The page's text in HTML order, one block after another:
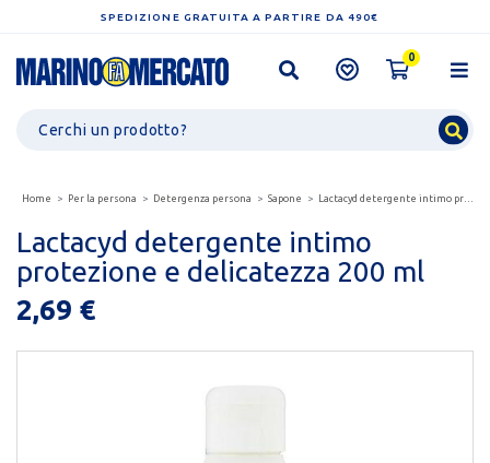
SPEDIZIONE GRATUITA A PARTIRE DA 490€
0
Home Per la persona Detergenza persona Sapone Lactacyd detergente intimo protezione e delicatezza...
Lactacyd detergente intimo
protezione e delicatezza 200 ml
2,69 €